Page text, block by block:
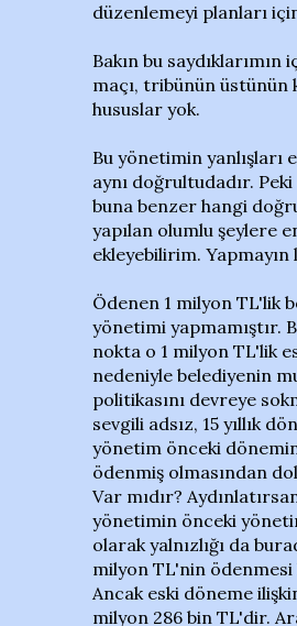
düzenlemeyi planları
Bakın bu saydıklarımın
maçı, tribünün üstünün
hususlar yok.
Bu yönetimin yanlışları
aynı doğrultudadır.
buna benzer hangi
yapılan olumlu şeylere
ekleyebilirim. Yapmayın
Ödenen 1 milyon TL'lik
yönetimi yapmamıştır.
nokta o 1 milyon TL'lik
nedeniyle belediyenin
politikasını devreye
sevgili adsız, 15 yıllık
yönetim önceki
ödenmiş olmasından
Var mıdır?
yönetimin önceki
olarak yalnızlığı da
milyon TL'nin ödenmesi
Ancak eski döneme
milyon 286 bin TL'dir.